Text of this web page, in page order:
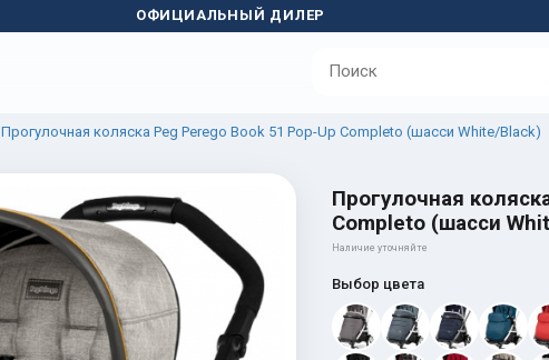
ОФИЦИАЛЬНЫЙ ДИЛЕР
Прогулочная коляска Peg Perego Book 51 Pop-Up Completo (шасси White/Black)
Прогулочная
Completo (шасси
Наличие уточняйте
Выбор цвета